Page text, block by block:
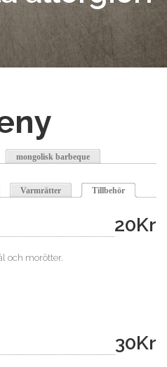
mongolisk barbeque
Varmrätter Tillbehör
20Kr
och morötter.
30Kr